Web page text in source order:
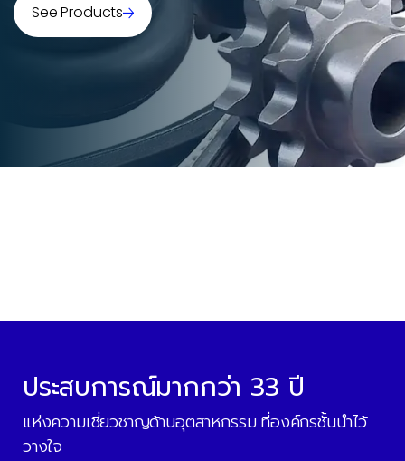
See Products
ประสบการณ์มากกว่า 33 ปี
แห่งความเชี่ยวชาญด้านอุตสาหกรรม ที่องค์กรชั้นนำไว้
วางใจ